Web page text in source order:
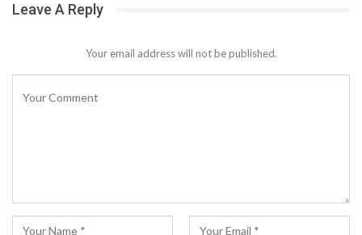
Leave A Reply
Your email address will not be published.